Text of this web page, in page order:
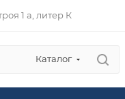
1 а, литер К
Каталог